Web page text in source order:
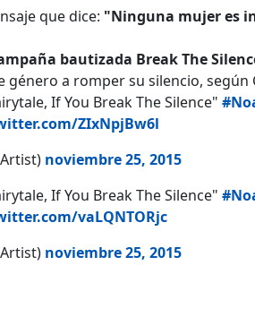
que dice: "Ninguna mujer es
bautizada Break The
a romper su silencio, según
If You Break The Silence"
ZIxNpjBw6l
noviembre 25, 2015
If You Break The Silence"
vaLQNTORjc
noviembre 25, 2015